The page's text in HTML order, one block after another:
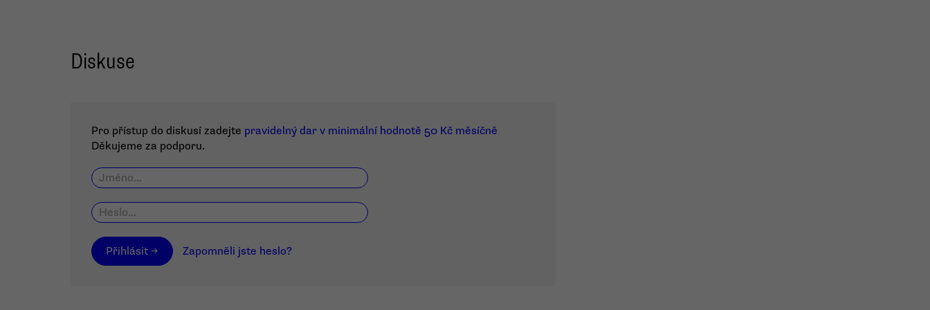
Diskuse
Pro přístup do diskusí zadejte pravidelný dar v minimální hodnotě 50 Kč měsíčně
Děkujeme za podporu.
Přihlásit → Zapomněli jste heslo?